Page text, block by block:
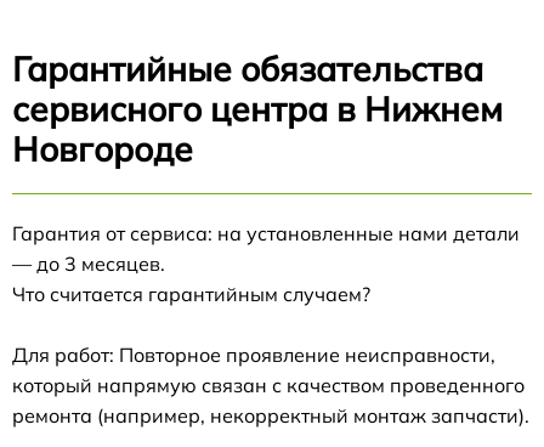
Гарантийные обязательства
сервисного центра в Нижнем
Новгороде
Гарантия от сервиса: на установленные нами детали
— до 3 месяцев.
Что считается гарантийным случаем?
Для работ: Повторное проявление неисправности,
который напрямую связан с качеством проведенного
ремонта (например, некорректный монтаж запчасти).